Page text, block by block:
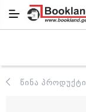
ᲬᲘᲜᲐ ᲞᲠᲝᲓᲣᲥᲢᲘ